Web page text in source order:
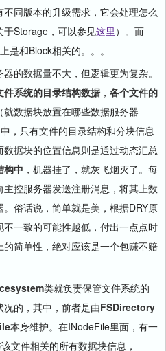
同版本的升级需求，它会处理怎么
于Storage，可以参见这里 ）。而
是和Block相关的。。。
数据量不大，但逻辑更为复杂。
件系统的目录结构数据 ， 各个文件的
（就数据块放置在哪些数据服务器
，只有文件的目录结构和分块信息
数据块的位置信息则是通过动态汇总
构中 ，机器挂了，就灰飞烟灭了。每
控服务器发送注册消息，将其上数
俗话说，简单就是美，根据DRY原
一致的可能性越低，付出一点点时
简单性，绝对应该是一个包赚不赔
类就负责保管文件系统的
的，其中，前者是由FSDirectory
本身维护。在INodeFile里面，有一
文件相关的所有数据块信息，